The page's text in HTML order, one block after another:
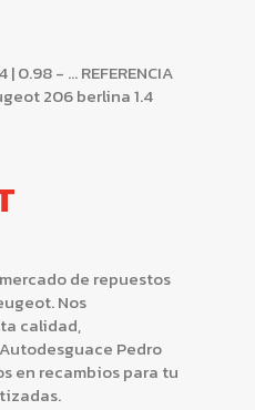
| 0.98 - ... REFERENCIA
206 berlina 1.4
de repuestos
Nos
calidad,
Pedro
en recambios para tu